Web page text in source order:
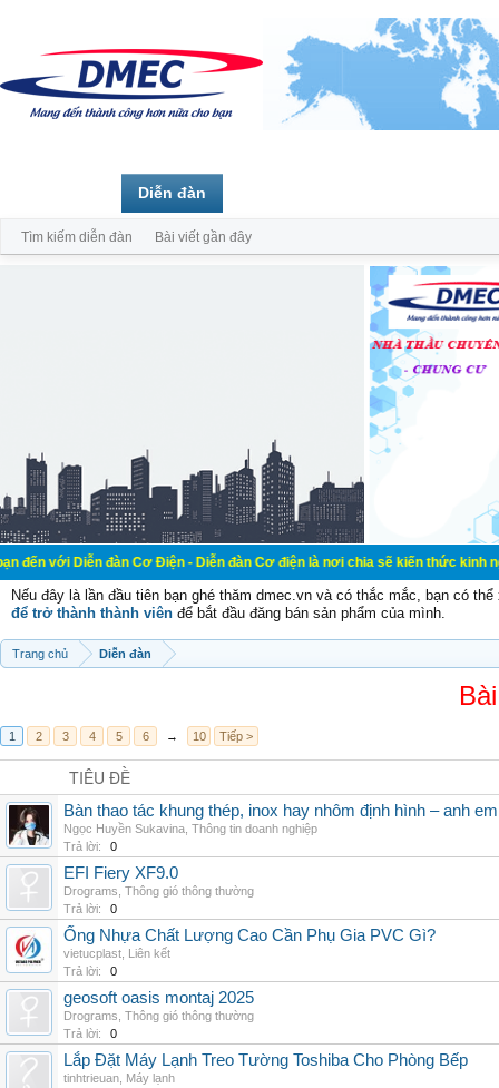
đàn Cơ Điện - Diễn đàn Cơ điện là nơi chia sẽ kiến thức kinh nghiệm
Nếu đây là lần đầu tiên bạn ghé thăm dmec.vn và có thắc mắc, bạn có
để trở thành thành viên để bắt đầu đăng bán sản phẩm của mình.
Trang chủ Diễn đàn
1 2 3 4 5 6 → 10 Tiếp >
TIÊU ĐỀ
Bàn thao tác khung thép, inox hay nhôm định hình – anh
Ngọc Huyền Sukavina Thông tin doanh nghiệp
Trả lời:
0
EFI Fiery XF9.0
Drograms Thông gió thông thường
Trả lời:
0
Ống Nhựa Chất Lượng Cao Cần Phụ Gia PVC Gì?
vietucplast Liên kết
Trả lời:
0
geosoft oasis montaj 2025
Drograms Thông gió thông thường
Trả lời:
0
Lắp Đặt Máy Lạnh Treo Tường Toshiba Cho Phòng Bếp
tinhtrieuan Máy lạnh
Diễn đàn
Tìm kiếm diễn đàn Bài viết gần đây